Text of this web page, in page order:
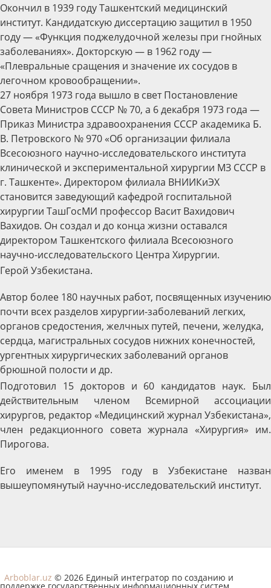
Окончил в 1939 году Ташкентский медицинский
институт. Кандидатскую диссертацию защитил в 1950
году — «Функция поджелудочной железы при гнойных
заболеваниях». Докторскую — в 1962 году —
«Плевральные сращения и значение их сосудов в
легочном кровообращении».
27 ноября 1973 года вышло в свет Постановление
Совета Министров СССР № 70, а 6 декабря 1973 года —
Приказ Министра здравоохранения СССР академика Б.
В. Петровского № 970 «Об организации филиала
Всесоюзного научно-исследовательского института
клинической и экспериментальной хирургии МЗ СССР в
г. Ташкенте». Директором филиала ВНИИКиЭХ
становится заведующий кафедрой госпитальной
хирургии ТашГосМИ профессор Васит Вахидович
Вахидов. Он создал и до конца жизни оставался
директором Ташкентского филиала Всесоюзного
научно-исследовательского Центра Хирургии.
Герой Узбекистана.
Автор более 180 научных работ, посвященных изучению
почти всех разделов хирургии-заболеваний легких,
органов средостения, желчных путей, печени, желудка,
сердца, магистральных сосудов нижних конечностей,
ургентных хирургических заболеваний органов
брюшной полости и др.
Подготовил 15 докторов и 60 кандидатов наук. Был
действительным членом Всемирной ассоциации
хирургов, редактор «Медицинский журнал Узбекистана»,
член редакционного совета журнала «Хирургия» им.
Пирогова.
Его именем в 1995 году в Узбекистане назван
вышеупомянутый научно-исследовательский институт.
Arboblar.uz © 2026 Единый интегратор по созданию и